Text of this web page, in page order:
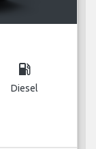
local_gas_station
Diesel